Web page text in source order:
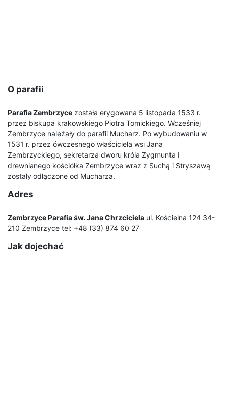
O parafii
Parafia Zembrzyce została erygowana 5 listopada 1533 r.
przez biskupa krakowskiego Piotra Tomickiego. Wcześniej
Zembrzyce należały do parafii Mucharz. Po wybudowaniu w
1531 r. przez ówczesnego właściciela wsi Jana
Zembrzyckiego, sekretarza dworu króla Zygmunta I
drewnianego kościółka Zembrzyce wraz z Suchą i Stryszawą
zostały odłączone od Mucharza.
Adres
Zembrzyce Parafia św. Jana Chrzciciela ul. Kościelna 124 34-
210 Zembrzyce tel: +48 (33) 874 60 27
Jak dojechać